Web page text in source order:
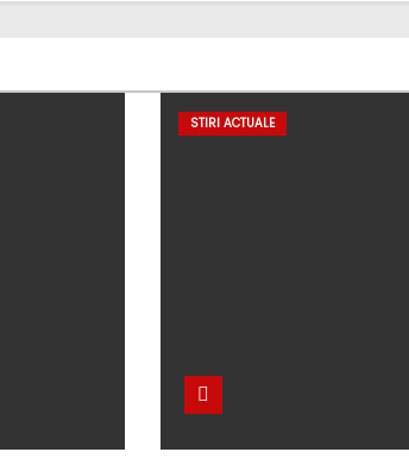
STIRI ACTUALE